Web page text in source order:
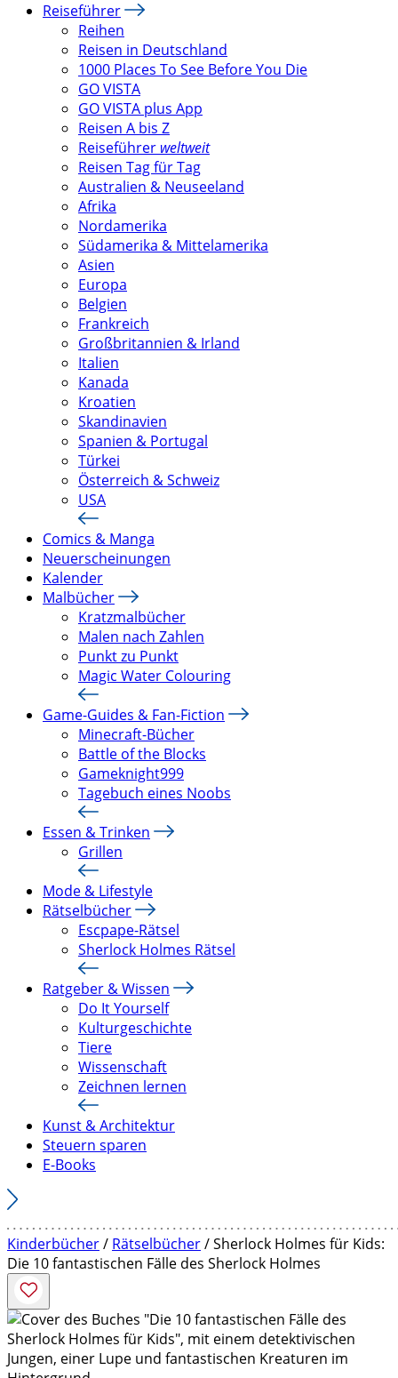
Reiseführer
Reihen
Reisen in Deutschland
1000 Places To See Before You Die
GO VISTA
GO VISTA plus App
Reisen A bis Z
Reiseführer weltweit
Reisen Tag für Tag
Australien & Neuseeland
Afrika
Nordamerika
Südamerika & Mittelamerika
Asien
Europa
Belgien
Frankreich
Großbritannien & Irland
Italien
Kanada
Kroatien
Skandinavien
Spanien & Portugal
Türkei
Österreich & Schweiz
USA
Comics & Manga
Neuerscheinungen
Kalender
Malbücher
Kratzmalbücher
Malen nach Zahlen
Punkt zu Punkt
Magic Water Colouring
Game-Guides & Fan-Fiction
Minecraft-Bücher
Battle of the Blocks
Gameknight999
Tagebuch eines Noobs
Essen & Trinken
Grillen
Mode & Lifestyle
Rätselbücher
Escpape-Rätsel
Sherlock Holmes Rätsel
Ratgeber & Wissen
Do It Yourself
Kulturgeschichte
Tiere
Wissenschaft
Zeichnen lernen
Kunst & Architektur
Steuern sparen
E-Books
Kinderbücher/ Rätselbücher/ Sherlock Holmes für Kids:
Die 10 fantastischen Fälle des Sherlock Holmes